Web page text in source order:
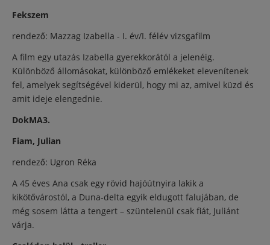
Fekszem
rendező: Mazzag Izabella - I. év/I. félév vizsgafilm
A film egy utazás Izabella gyerekkorától a jelenéig.
Különböző állomásokat, különböző emlékeket elevenítenek
fel, amelyek segítségével kiderül, hogy mi az, amivel küzd és
amit ideje elengednie.
DokMA3.
Fiam, Julian
rendező: Ugron Réka
A 45 éves Ana csak egy rövid hajóútnyira lakik a
kikötővárostól, a Duna-delta egyik eldugott falujában, de
még sosem látta a tengert – szüntelenül csak fiát, Juliánt
várja.